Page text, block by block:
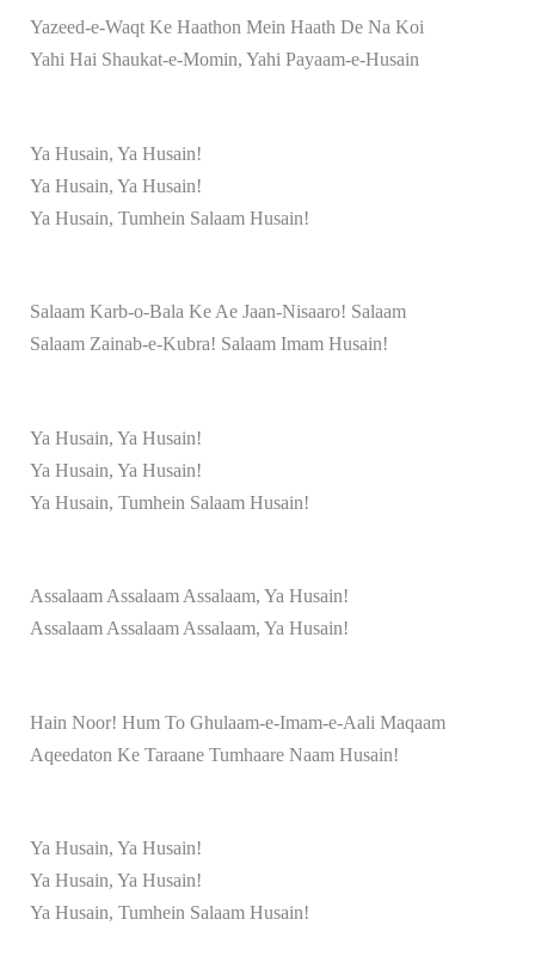
Yazeed-e-Waqt Ke Haathon Mein Haath De Na Koi
Yahi Hai Shaukat-e-Momin, Yahi Payaam-e-Husain
Ya Husain, Ya Husain!
Ya Husain, Ya Husain!
Ya Husain, Tumhein Salaam Husain!
Salaam Karb-o-Bala Ke Ae Jaan-Nisaaro! Salaam
Salaam Zainab-e-Kubra! Salaam Imam Husain!
Ya Husain, Ya Husain!
Ya Husain, Ya Husain!
Ya Husain, Tumhein Salaam Husain!
Assalaam Assalaam Assalaam, Ya Husain!
Assalaam Assalaam Assalaam, Ya Husain!
Hain Noor! Hum To Ghulaam-e-Imam-e-Aali Maqaam
Aqeedaton Ke Taraane Tumhaare Naam Husain!
Ya Husain, Ya Husain!
Ya Husain, Ya Husain!
Ya Husain, Tumhein Salaam Husain!